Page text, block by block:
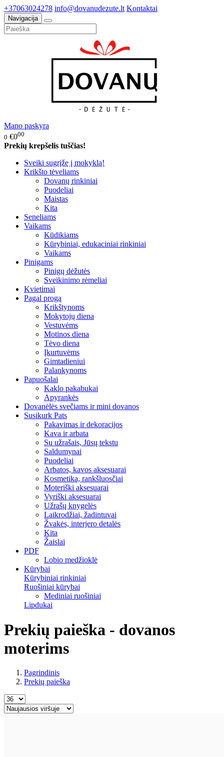
+37063024278 info@dovanudezute.lt Kontaktai
Navigacija
Mano paskyra
0 €000
Prekių krepšelis tuščias!
Sveiki sugrįžę į mokyklą!
Krikšto tėveliams
Dovanų rinkiniai
Puodeliai
Maistas
Kita
Seneliams
Vaikams
Kūdikiams
Kūrybiniai, edukaciniai rinkiniai
Vaikams
Pinigams
Pinigų dėžutės
Sveikinimo rėmeliai
Kvietimai
Pagal progą
Krikštynoms
Mokytojų diena
Vestuvėms
Motinos diena
Tėvo diena
Įkurtuvėms
Gimtadieniui
Palankynoms
Papuošalai
Kaklo pakabukai
Apyrankės
Dovanėlės svečiams ir mini dovanos
Susikurk Pats
Pakavimas ir dekoracijos
Kava ir arbata
Su užrašais, Jūsų tekstu
Saldumynai
Puodeliai
Arbatos, kavos aksesuarai
Kosmetika, rankšluosčiai
Moteriški aksesuarai
Vyriški aksesuarai
Užrašų knygelės
Laikrodžiai, žadintuvai
Žvakės, interjero detalės
Kita
Žaislai
PDF
Lobio medžioklė
Kūrybai
Kūrybiniai rinkiniai
Ruošiniai kūrybai
Mediniai ruošiniai
Lipdukai
Prekių paieška - dovanos
moterims
Pagrindinis
Prekių paieška